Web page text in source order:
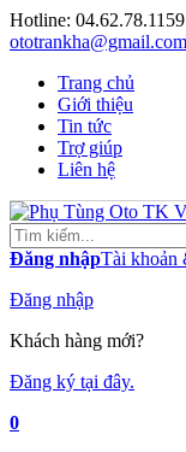
Hotline:
ototrankha@gmail.com
Trang chủ
Giới thiệu
Tin tức
Trợ giúp
Liên hệ
Đăng nhậpTài khoản
Đăng nhập
Khách hàng mới?
Đăng ký tại đây.
0